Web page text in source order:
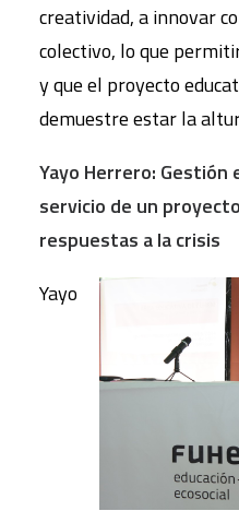
creatividad, a innovar
colectivo, lo que
y que el proyecto
demuestre estar la
Yayo Herrero: Gestión
servicio de un
respuestas a la crisis
Yayo